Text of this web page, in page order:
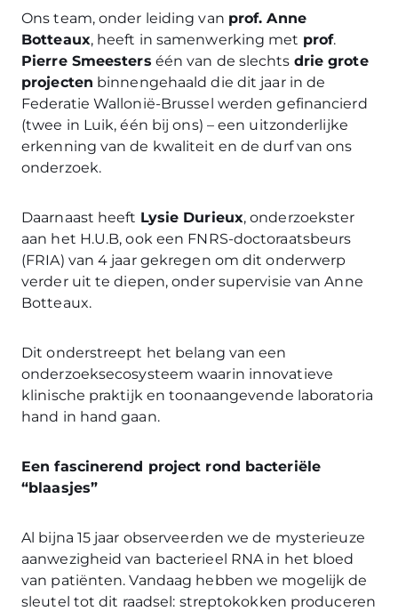
Ons team, onder leiding van prof. Anne
Botteaux, heeft in samenwerking met prof.
Pierre Smeesters één van de slechts drie grote
projecten binnengehaald die dit jaar in de
Federatie Wallonië-Brussel werden gefinancierd
(twee in Luik, één bij ons) – een uitzonderlijke
erkenning van de kwaliteit en de durf van ons
onderzoek.
Daarnaast heeft Lysie Durieux, onderzoekster
aan het H.U.B, ook een FNRS-doctoraatsbeurs
(FRIA) van 4 jaar gekregen om dit onderwerp
verder uit te diepen, onder supervisie van Anne
Botteaux.
Dit onderstreept het belang van een
onderzoeksecosysteem waarin innovatieve
klinische praktijk en toonaangevende laboratoria
hand in hand gaan.
Een fascinerend project rond bacteriële
“blaasjes”
Al bijna 15 jaar observeerden we de mysterieuze
aanwezigheid van bacterieel RNA in het bloed
van patiënten. Vandaag hebben we mogelijk de
sleutel tot dit raadsel: streptokokken produceren